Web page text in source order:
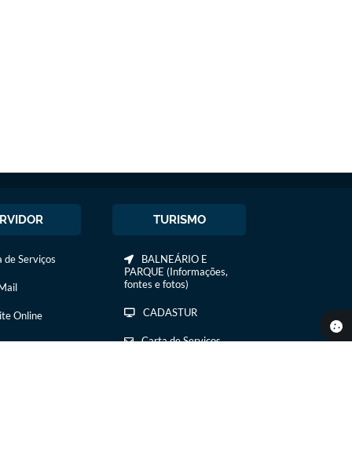
de Serviços
Online
TURISMO
BALNEÁRIO E
PARQUE (Informações,
fontes e fotos)
CADASTUR
Carta de Serviços